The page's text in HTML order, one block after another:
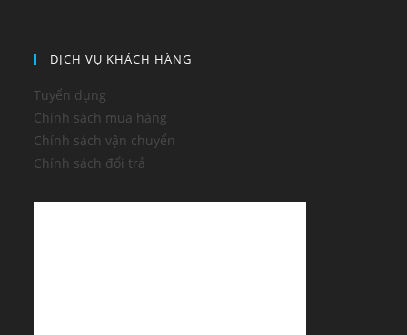
DỊCH VỤ KHÁCH HÀNG
Tuyển dụng
Chính sách mua hàng
Chính sách vận chuyển
Chính sách đổi trả